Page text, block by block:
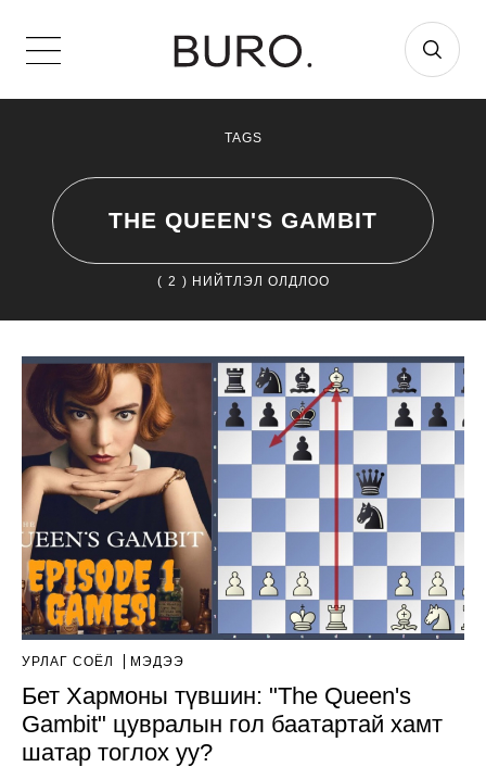
TAGS
THE QUEEN'S GAMBIT
( 2 ) НИЙТЛЭЛ ОЛДЛОО
УРЛАГ СОЁЛ МЭДЭЭ
Бет Хармоны түвшин: "The Queen's
Gambit" цувралын гол баатартай хамт
шатар тоглох уу?